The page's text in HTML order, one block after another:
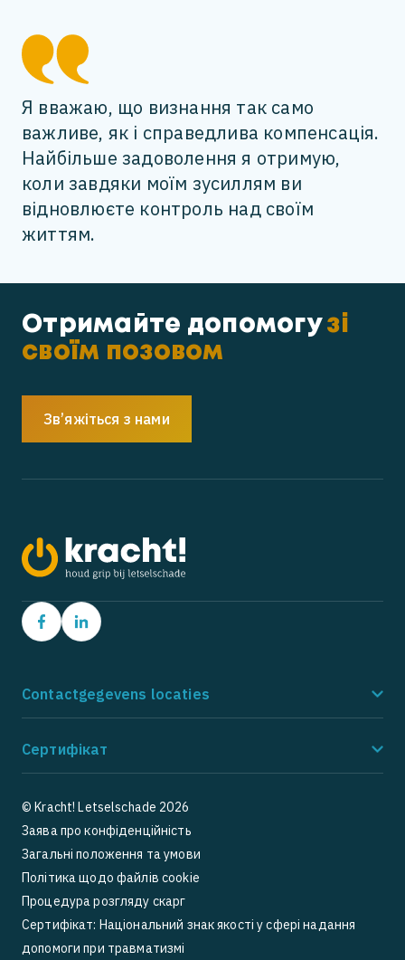
Я вважаю, що визнання так само
важливе, як і справедлива компенсація.
Найбільше задоволення я отримую,
коли завдяки моїм зусиллям ви
відновлюєте контроль над своїм
життям.
Отримайте допомогу зі
своїм позовом
Зв’яжіться з нами
Contactgegevens locaties
Postbus 9162
1180 MD Amstelveen
085 - 273 8185
5 1 Google Review
prev
Сертифікат
© Kracht! Letselschade 2026
Заява про конфіденційність
Загальні положення та умови
Політика щодо файлів cookie
Процедура розгляду скарг
Сертифікат: Національний знак якості у сфері надання
допомоги при травматизмі